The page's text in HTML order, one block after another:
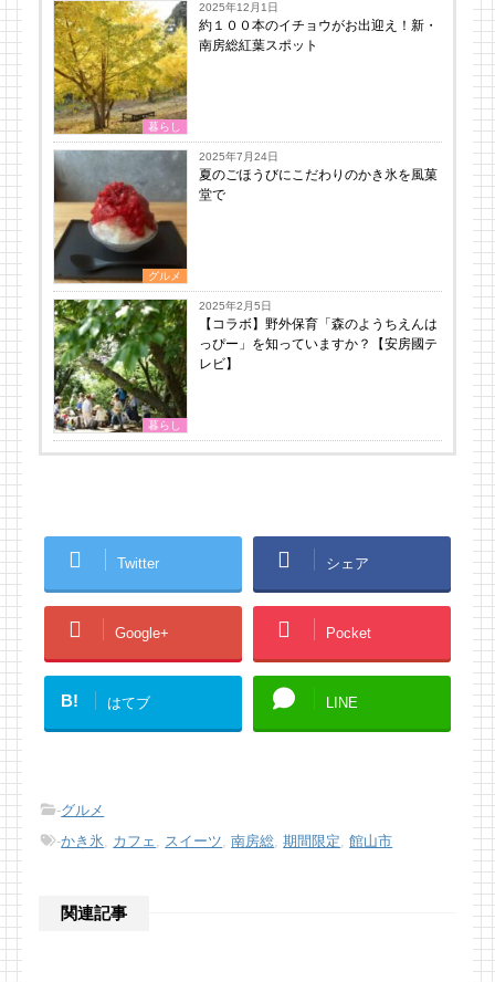
暮らし
2025年12月1日
約１００本のイチョウがお出迎え！新・
南房総紅葉スポット
グルメ
2025年7月24日
夏のごほうびにこだわりのかき氷を風菓
堂で
暮らし
2025年2月5日
【コラボ】野外保育「森のようちえんは
っぴー」を知っていますか？【安房國テ
レビ】
Twitter シェア
Google+ Pocket
B! はてブ LINE
-グルメ
-かき氷, カフェ , スイーツ,南房総,期間限定,館山市
関連記事